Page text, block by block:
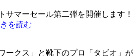
サマーセール第二弾を開催します！
を読む
ークス」と靴下のプロ「タビオ」が